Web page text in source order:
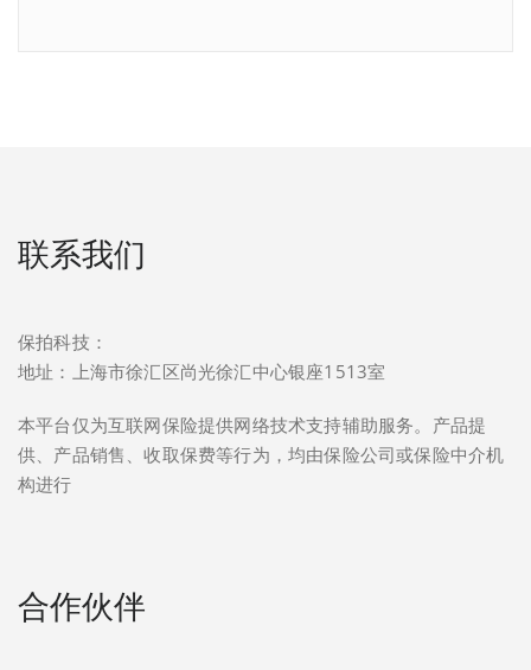
联系我们
保拍科技：
地址：上海市徐汇区尚光徐汇中心银座1513室
本平台仅为互联网保险提供网络技术支持辅助服务。产品提
供、产品销售、收取保费等行为，均由保险公司或保险中介机
构进行
合作伙伴